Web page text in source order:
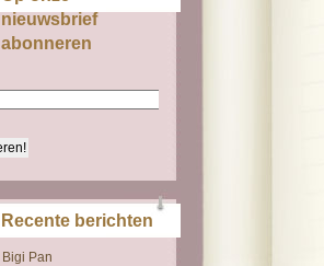
nieuwsbrief
abonneren
Recente berichten
Bigi Pan